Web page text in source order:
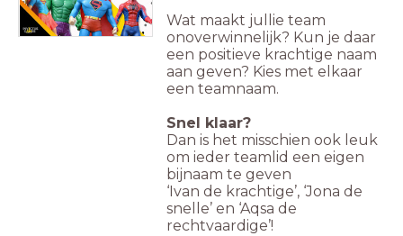
Wat maakt jullie team
onoverwinnelijk? Kun je daar
een positieve krachtige naam
aan geven? Kies met elkaar
een teamnaam.
Snel klaar?
Dan is het misschien ook leuk
om ieder teamlid een eigen
bijnaam te geven
‘Ivan de krachtige’, ‘Jona de
snelle’ en ‘Aqsa de
rechtvaardige’!